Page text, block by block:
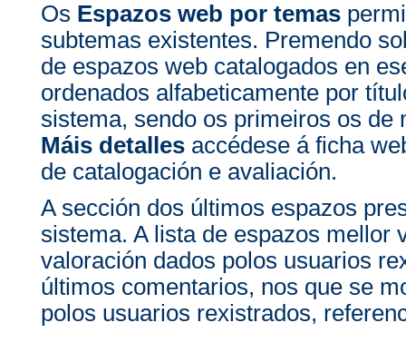
Os Espazos web por temas
subtemas existentes. Premendo
de espazos web catalogados en
ordenados alfabeticamente por
sistema, sendo os primeiros os de
Máis detalles accédese á ficha
de catalogación e avaliación.
A sección dos últimos espazos
sistema. A lista de espazos mellor
valoración dados polos usuarios
últimos comentarios, nos que se
polos usuarios rexistrados,